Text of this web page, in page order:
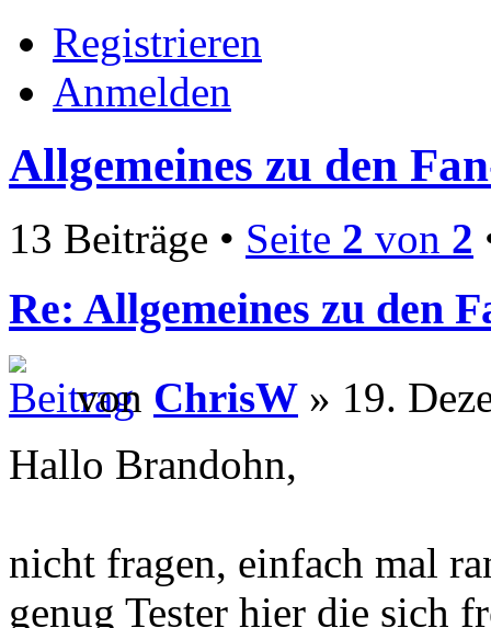
Registrieren
Anmelden
Allgemeines zu den
13 Beiträge • Seite 2 von 2
Re: Allgemeines zu den
von ChrisW » 19.
Hallo Brandohn,
nicht fragen, einfach mal
genug Tester hier die sich